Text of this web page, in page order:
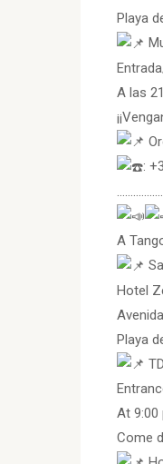
Playa
A las
:
A
Hotel
Playa
At 9:00
Come